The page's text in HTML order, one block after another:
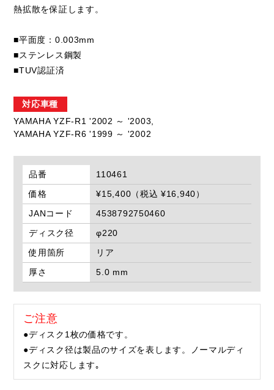
熱拡散を保証します。
■平面度：0.003mm
■ステンレス鋼製
■TUV認証済
対応車種
YAMAHA YZF-R1 '2002 ～ '2003,
YAMAHA YZF-R6 '1999 ～ '2002
品番
110461
価格
¥15,400（税込 ¥16,940）
JANコード
4538792750460
ディスク径
φ220
使用箇所
リア
厚さ
5.0 mm
ご注意
●ディスク1枚の価格です。
●ディスク径は製品のサイズを表します。ノーマルディ
スクに対応します｡